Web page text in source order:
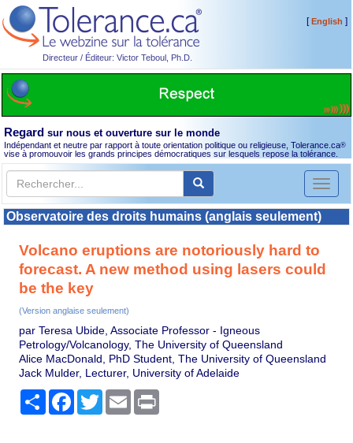
Directeur / Éditeur: Victor Teboul, Ph.D.
[English ]
Regard sur nous et ouverture sur le monde
Indépendant et neutre par rapport à toute orientation politique ou religieuse, Tolerance.ca®
vise à promouvoir les grands principes démocratiques sur lesquels repose la tolérance.
Toggle
Observatoire des droits humains (anglais seulement)
Volcano eruptions are notoriously hard to
forecast. A new method using lasers could
be the key
(Version anglaise seulement)
par Teresa Ubide, Associate Professor - Igneous
Petrology/Volcanology, The University of Queensland
Alice MacDonald, PhD Student, The University of Queensland
Jack Mulder, Lecturer, University of Adelaide
PartagerFacebook
TwitterEmail